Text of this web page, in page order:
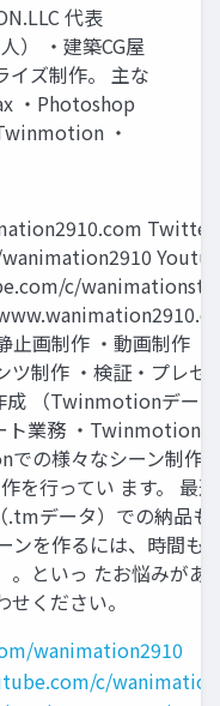
代表
） ・建築CG屋
イズ制作。 主な
・Photoshop
・
Twitter
c/
画制作 ・動画制作 ・
ツ制作 ・検証・プレゼ
（Twinmotionデー
ト業務 ・Twinmotion
の様々なシーン制作
を行ってい ます。 最
データ）での納品も
ンを作るには、時間も
。といっ たお悩みがあ
ください。
wanimation2910
c/